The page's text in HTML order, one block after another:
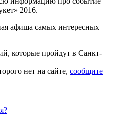
2016.
афиша самых интересных
которые пройдут в Санкт-
нет на сайте, сообщите